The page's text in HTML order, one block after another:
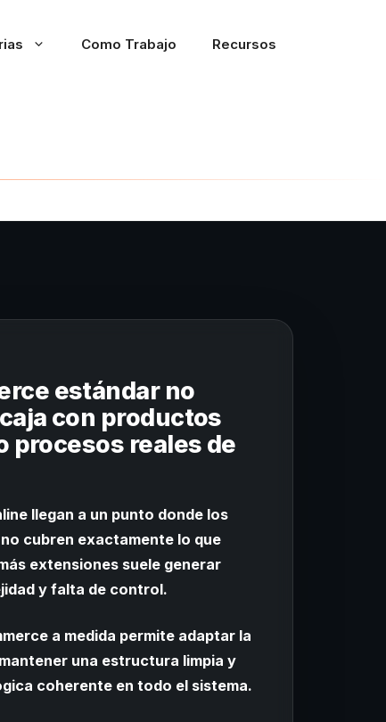
Como Trabajo Recursos
estándar no
con productos
procesos reales de
llegan a un punto donde los
cubren exactamente lo que
extensiones suele generar
y falta de control.
a medida permite adaptar la
una estructura limpia y
coherente en todo el sistema.